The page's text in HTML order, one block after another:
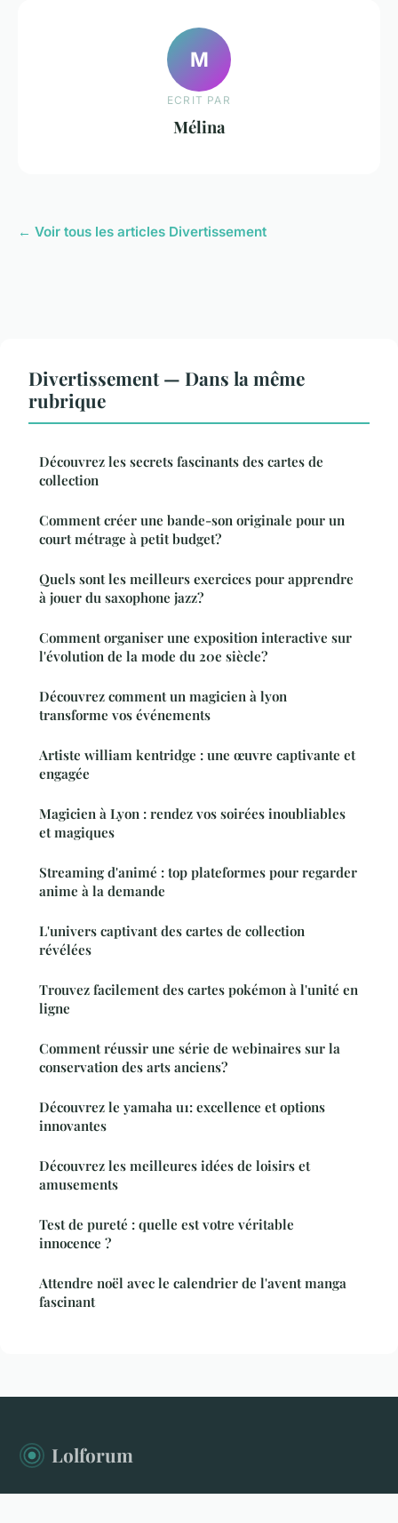
M
ECRIT PAR
Mélina
← Voir tous les articles Divertissement
Divertissement — Dans la même
rubrique
Découvrez les secrets fascinants des cartes de
collection
Comment créer une bande-son originale pour un
court métrage à petit budget?
Quels sont les meilleurs exercices pour apprendre
à jouer du saxophone jazz?
Comment organiser une exposition interactive sur
l'évolution de la mode du 20e siècle?
Découvrez comment un magicien à lyon
transforme vos événements
Artiste william kentridge : une œuvre captivante et
engagée
Magicien à Lyon : rendez vos soirées inoubliables
et magiques
Streaming d'animé : top plateformes pour regarder
anime à la demande
L'univers captivant des cartes de collection
révélées
Trouvez facilement des cartes pokémon à l'unité en
ligne
Comment réussir une série de webinaires sur la
conservation des arts anciens?
Découvrez le yamaha u1: excellence et options
innovantes
Découvrez les meilleures idées de loisirs et
amusements
Test de pureté : quelle est votre véritable
innocence ?
Attendre noël avec le calendrier de l'avent manga
fascinant
Lolforum